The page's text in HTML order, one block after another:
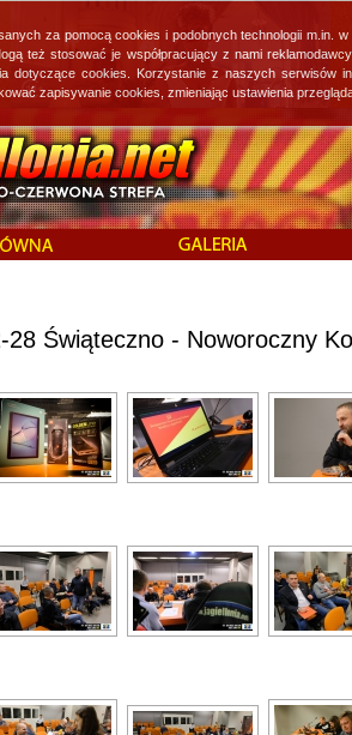
28 Świąteczno - Noworoczny
za pomocą cookies i podobnych technologii
też stosować je współpracujący z nami
dotyczące cookies. Korzystanie z naszych
zapisywanie cookies, zmieniając ustawienia